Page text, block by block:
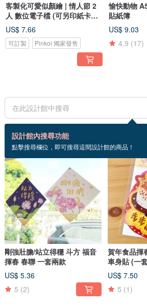
客製化可愛似顏繪 | 情人節 2
人 數位電子檔 (可另印紙卡連
相架)
US$ 7.66
可訂製 Pinkoi 獨家發售
愉快動物
貼紙簿
US$ 9.03
4.9 (17)
設計館內搜尋功能
點擊搜尋欄位，即可搜尋這間設計館的商品！
95 個商品
剛強壯膽/站立得穩 斗方 福音
揮春 春聯 一套兩款
US$ 5.36
5 (2)
賀年食品揮
車身貼 (一
US$ 7.50
5 (1)